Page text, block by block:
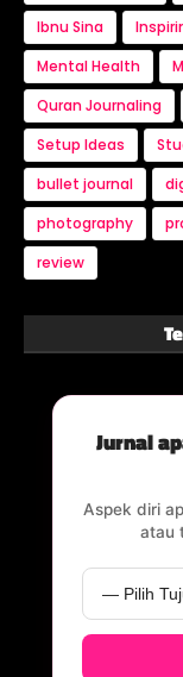
Ibnu Sina
Mental Health
Quran Journaling
Setup Ideas
bullet journal
photography
review
Jurnal
Aspek diri
atau